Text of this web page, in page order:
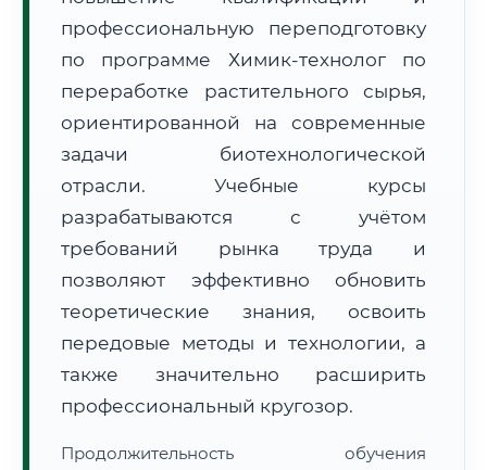
Расчет логистики оригиналов:
• Экспресс-доставка СДЭК / Почтой:5–7 рабочих дней
📜 Документы и аккредитация
🔍Нажмите на документ для увеличения и просмотра
профессиональную переподготовку
по программе Химик-технолог по
переработке растительного сырья,
ориентированной на современные
задачи биотехнологической
отрасли. Учебные курсы
разрабатываются с учётом
требований рынка труда и
позволяют эффективно обновить
теоретические знания, освоить
передовые методы и технологии, а
также значительно расширить
профессиональный кругозор.
Продолжительность обучения